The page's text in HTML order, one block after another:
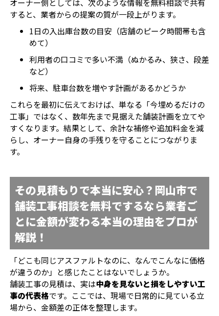
オーナー側としては、次のような情報を無料相談で共有
すると、業者からの提案の質が一段上がります。
1日の入出庫台数の目安（店舗のピーク時間帯も含
めて）
利用者の口コミで多い不満（ぬかるみ、狭さ、段差
など）
将来、駐車台数を増やす計画があるかどうか
これらを最初に伝えておけば、単なる「今埋めるだけの
工事」ではなく、数年先まで見据えた舗装計画を立てや
すくなります。結果として、余計な補修や追加料金を減
らし、オーナー自身の手残りを守ることにつながりま
す。
その見積もりで本当に安心？岡山市で
舗装工事相談を無料でするなら業者ご
とに金額が変わる本当の理由をプロが
解説！
「どこも同じアスファルトなのに、なんでこんなに価格
が違うのか」と感じたことはないでしょうか。
舗装工事の見積は、実は中身を見ないと損をしやすい工
事の代表格です。ここでは、現場で日常的に見ている立
場から、金額差の正体を整理します。